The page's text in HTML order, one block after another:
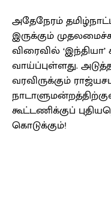
அதேநேரம்
இருக்கும்
விரைவில்
வாய்ப்புள்ளது.
வரவிருக்கும்
கூட்டணிக்குப்
கொடுக்கும்!